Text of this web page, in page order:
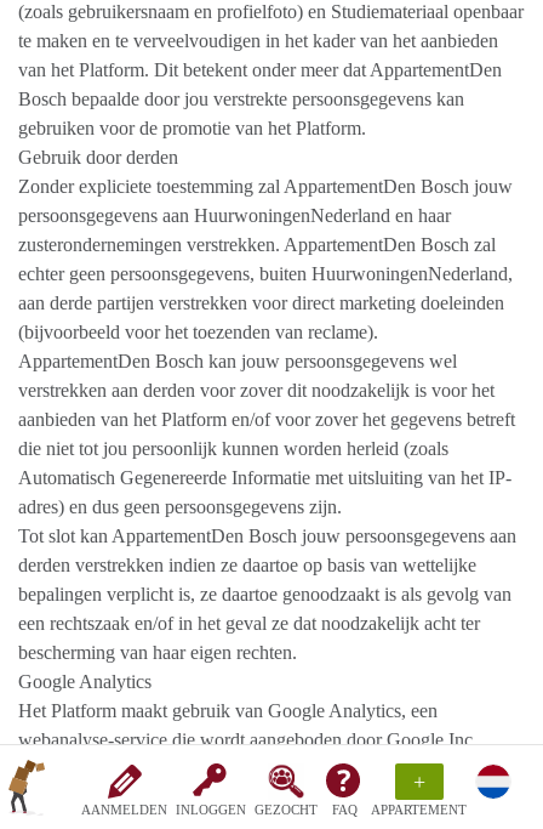
AANMELDEN INLOGGEN GEZOCHT FAQ
+
APPARTEMENT
(zoals gebruikersnaam en profielfoto) en Studiemateriaal openbaar
te maken en te verveelvoudigen in het kader van het aanbieden
van het Platform. Dit betekent onder meer dat AppartementDen
Bosch bepaalde door jou verstrekte persoonsgegevens kan
gebruiken voor de promotie van het Platform.
Gebruik door derden
Zonder expliciete toestemming zal AppartementDen Bosch jouw
persoonsgegevens aan HuurwoningenNederland en haar
zusterondernemingen verstrekken. AppartementDen Bosch zal
echter geen persoonsgegevens, buiten HuurwoningenNederland,
aan derde partijen verstrekken voor direct marketing doeleinden
(bijvoorbeeld voor het toezenden van reclame).
AppartementDen Bosch kan jouw persoonsgegevens wel
verstrekken aan derden voor zover dit noodzakelijk is voor het
aanbieden van het Platform en/of voor zover het gegevens betreft
die niet tot jou persoonlijk kunnen worden herleid (zoals
Automatisch Gegenereerde Informatie met uitsluiting van het IP-
adres) en dus geen persoonsgegevens zijn.
Tot slot kan AppartementDen Bosch jouw persoonsgegevens aan
derden verstrekken indien ze daartoe op basis van wettelijke
bepalingen verplicht is, ze daartoe genoodzaakt is als gevolg van
een rechtszaak en/of in het geval ze dat noodzakelijk acht ter
bescherming van haar eigen rechten.
Google Analytics
Het Platform maakt gebruik van Google Analytics, een
webanalyse-service die wordt aangeboden door Google Inc.
("Google"). Google Analytics maakt gebruik van cookies zoals
beschreven in paragraaf 3 hierboven om AppartementDen Bosch